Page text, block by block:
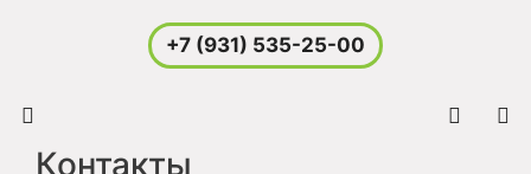
+7 (931) 535-25-00
Меню
Контакты